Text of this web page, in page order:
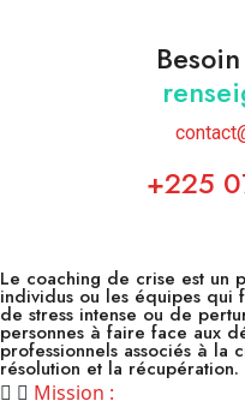
+225
Le coaching de crise est un
individus ou les équipes qui
de stress intense ou de
personnes à faire face aux
professionnels associés à la
résolution et la récupération.
Mission :